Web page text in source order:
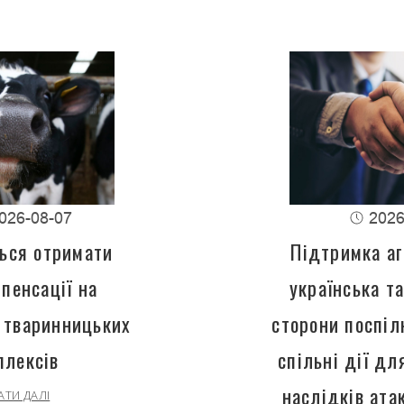
08-07
отримати
на
ДАЛІ
Підтримка
українська
сторони
спільні дії
наслідків